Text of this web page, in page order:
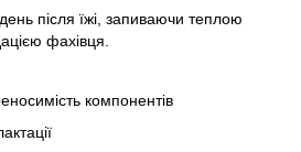
після їжі, запиваючи теплою
фахівця.
компонентів